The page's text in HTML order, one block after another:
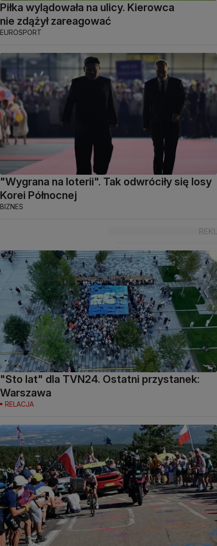
Piłka wylądowała na ulicy. Kierowca
nie zdążył zareagować
EUROSPORT
"Wygrana na loterii". Tak odwróciły się losy
Korei Północnej
BIZNES
"Sto lat" dla TVN24. Ostatni przystanek:
Warszawa
RELACJA